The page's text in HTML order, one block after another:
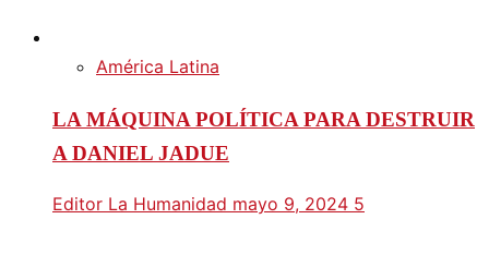
América Latina
LA MÁQUINA POLÍTICA PARA DESTRUIR
A DANIEL JADUE
Editor La Humanidad mayo 9, 2024 5